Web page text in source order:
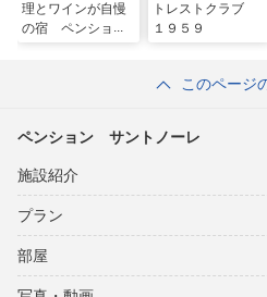
理とワインが自慢
の宿 ペンショ
トレストクラブ
１９５９
このページ
ペンション サントノーレ
施設紹介
プラン
部屋